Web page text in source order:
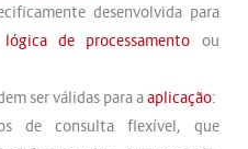
desenvolvida para
lógica de processamento ou
ser válidas para aaplicação:
de consulta flexível, que